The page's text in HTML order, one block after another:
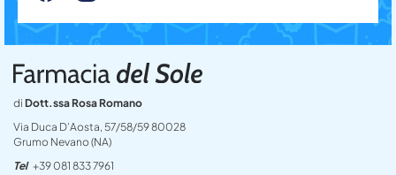
di Dott.ssa Rosa Romano
Via Duca D’Aosta, 57/58/59 80028
Grumo Nevano (NA)
Tel +39 081 833 7961